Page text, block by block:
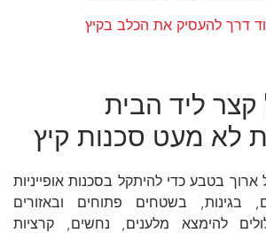
דרך להעסיק את הכלב בקיץ
קצר ליד הבית
לא מעט סכנות קיץ
בטבע כדי להיתקל בסכנות אופייניות
בגינות, בשטחים פתוחים ובאזורים
להימצא מלענים, נחשים, קרציות